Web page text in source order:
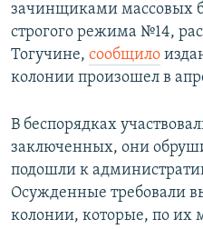
зачинщиками массовых
строгого режима №14,
Тогучине, сообщило
колонии произошел в
В беспорядках
заключенных, они
подошли к
Осужденные требовали
колонии, которые, по их